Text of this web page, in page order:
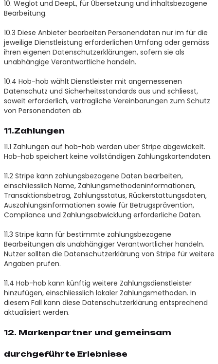
10. Weglot und DeepL, für Übersetzung und inhaltsbezogene
Bearbeitung.
10.3 Diese Anbieter bearbeiten Personendaten nur im für die
jeweilige Dienstleistung erforderlichen Umfang oder gemäss
ihren eigenen Datenschutzerklärungen, sofern sie als
unabhängige Verantwortliche handeln.
10.4 Hob-hob wählt Dienstleister mit angemessenen
Datenschutz und Sicherheitsstandards aus und schliesst,
soweit erforderlich, vertragliche Vereinbarungen zum Schutz
von Personendaten ab.
11.Zahlungen
11.1 Zahlungen auf hob-hob werden über Stripe abgewickelt.
Hob-hob speichert keine vollständigen Zahlungskartendaten.
11.2 Stripe kann zahlungsbezogene Daten bearbeiten,
einschliesslich Name, Zahlungsmethodeninformationen,
Transaktionsbetrag, Zahlungsstatus, Rückerstattungsdaten,
Auszahlungsinformationen sowie für Betrugsprävention,
Compliance und Zahlungsabwicklung erforderliche Daten.
11.3 Stripe kann für bestimmte zahlungsbezogene
Bearbeitungen als unabhängiger Verantwortlicher handeln.
Nutzer sollten die Datenschutzerklärung von Stripe für weitere
Angaben prüfen.
11.4 Hob-hob kann künftig weitere Zahlungsdienstleister
hinzufügen, einschliesslich lokaler Zahlungsmethoden. In
diesem Fall kann diese Datenschutzerklärung entsprechend
aktualisiert werden.
12. Markenpartner und gemeinsam
durchgeführte Erlebnisse